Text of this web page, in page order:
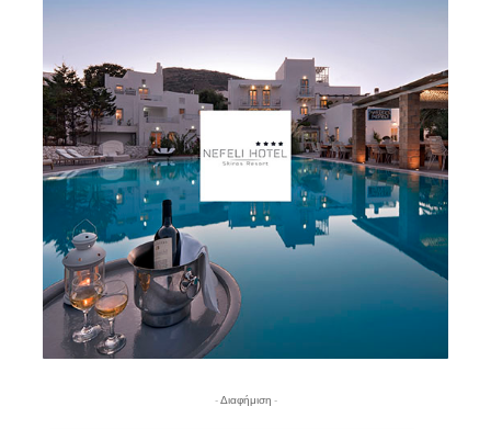
- Διαφήμιση -